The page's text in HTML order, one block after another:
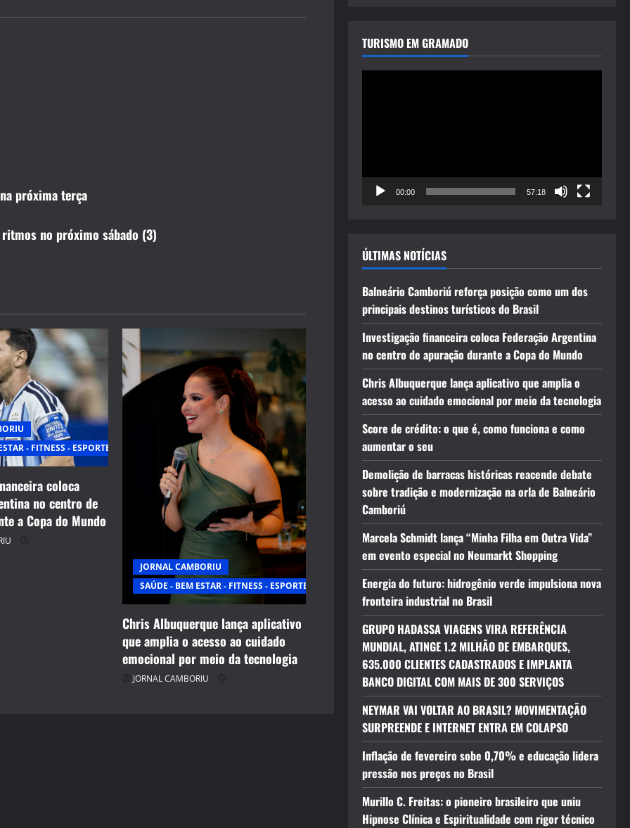
próxima terça
no próximo sábado (3)
- FITNESS - ESPORTE
coloca
no centro de
a Copa do Mundo
JORNAL CAMBORIU
SAÚDE - BEM ESTAR - FITNESS - ESPORTE
Chris Albuquerque lança aplicativo
que amplia o acesso ao cuidado
emocional por meio da tecnologia
JORNAL CAMBORIU
TURISMO EM GRAMADO
00:00 57:18
ÚLTIMAS NOTÍCIAS
Balneário Camboriú reforça posição como um dos
principais destinos turísticos do Brasil
Investigação financeira coloca Federação Argentina
no centro de apuração durante a Copa do Mundo
Chris Albuquerque lança aplicativo que amplia o
acesso ao cuidado emocional por meio da tecnologia
Score de crédito: o que é, como funciona e como
aumentar o seu
Demolição de barracas históricas reacende debate
sobre tradição e modernização na orla de Balneário
Camboriú
Marcela Schmidt lança “Minha Filha em Outra Vida”
em evento especial no Neumarkt Shopping
Energia do futuro: hidrogênio verde impulsiona nova
fronteira industrial no Brasil
GRUPO HADASSA VIAGENS VIRA REFERÊNCIA
MUNDIAL, ATINGE 1.2 MILHÃO DE EMBARQUES,
635.000 CLIENTES CADASTRADOS E IMPLANTA
BANCO DIGITAL COM MAIS DE 300 SERVIÇOS
NEYMAR VAI VOLTAR AO BRASIL? MOVIMENTAÇÃO
SURPREENDE E INTERNET ENTRA EM COLAPSO
Inflação de fevereiro sobe 0,70% e educação lidera
pressão nos preços no Brasil
Murillo C. Freitas: o pioneiro brasileiro que uniu
Hipnose Clínica e Espiritualidade com rigor técnico